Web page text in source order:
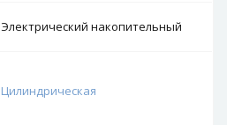
Электрический накопительный
Цилиндрическая